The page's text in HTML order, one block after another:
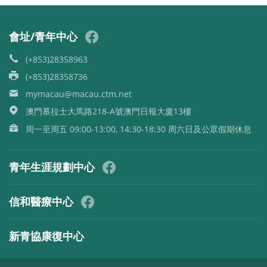
會址/青年中心
(+853)28358963
(+853)28358736
mymacau@macau.ctm.net
澳門慕拉士大馬路218-A號澳門日報大廈13樓
周一至周五 09:00-13:00, 14:30-18:30 周六日及公眾假期休息
青年生涯規劃中心
信和醫療中心
新青協康復中心